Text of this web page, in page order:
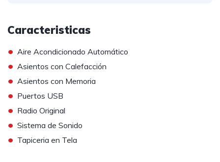
Caracteristicas
• Aire Acondicionado Automático
• Asientos con Calefacción
• Asientos con Memoria
• Puertos USB
• Radio Original
• Sistema de Sonido
• Tapiceria en Tela